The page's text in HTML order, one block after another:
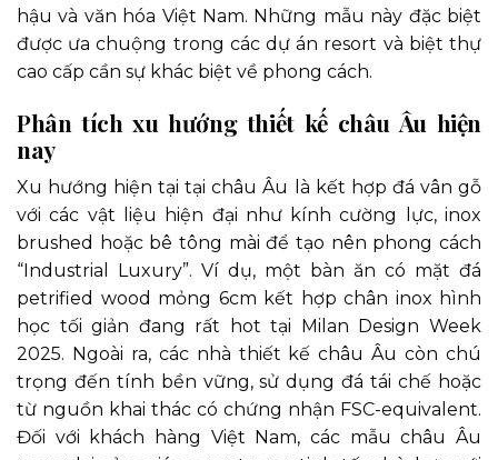
hậu và văn hóa Việt Nam. Những mẫu này đặc biệt
được ưa chuộng trong các dự án resort và biệt thự
cao cấp cần sự khác biệt về phong cách.
Phân tích xu hướng thiết kế châu Âu hiện
nay
Xu hướng hiện tại tại châu Âu là kết hợp đá vân gỗ
với các vật liệu hiện đại như kính cường lực, inox
brushed hoặc bê tông mài để tạo nên phong cách
“Industrial Luxury”. Ví dụ, một bàn ăn có mặt đá
petrified wood mỏng 6cm kết hợp chân inox hình
học tối giản đang rất hot tại Milan Design Week
2025. Ngoài ra, các nhà thiết kế châu Âu còn chú
trọng đến tính bền vững, sử dụng đá tái chế hoặc
từ nguồn khai thác có chứng nhận FSC-equivalent.
Đối với khách hàng Việt Nam, các mẫu châu Âu